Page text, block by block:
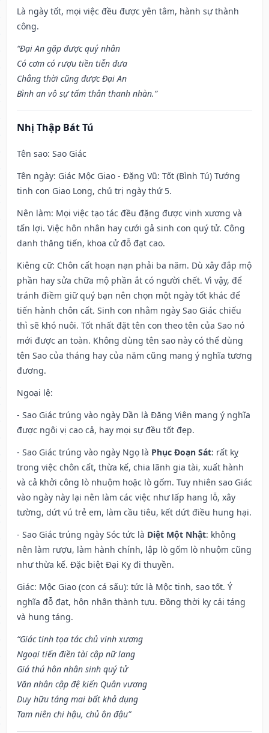
Là ngày tốt, mọi việc đều được yên tâm, hành sự thành
công.
“Đại An gặp được quý nhân
Có cơm có rượu tiền tiễn đưa
Chẳng thời cũng được Đại An
Bình an vô sự tấm thân thanh nhàn.”
Nhị Thập Bát Tú
Tên sao: Sao Giác
Tên ngày: Giác Mộc Giao - Đặng Vũ: Tốt (Bình Tú) Tướng
tinh con Giao Long, chủ trị ngày thứ 5.
Nên làm: Mọi việc tạo tác đều đặng được vinh xương và
tấn lợi. Việc hôn nhân hay cưới gả sinh con quý tử. Công
danh thăng tiến, khoa cử đỗ đạt cao.
Kiêng cữ: Chôn cất hoạn nạn phải ba năm. Dù xây đắp mộ
phần hay sửa chữa mộ phần ắt có người chết. Vì vậy, để
tránh điềm giữ quý bạn nên chọn một ngày tốt khác để
tiến hành chôn cất. Sinh con nhằm ngày Sao Giác chiếu
thì sẽ khó nuôi. Tốt nhất đặt tên con theo tên của Sao nó
mới được an toàn. Không dùng tên sao này có thể dùng
tên Sao của tháng hay của năm cũng mang ý nghĩa tương
đương.
Ngoại lệ:
- Sao Giác trúng vào ngày Dần là Đăng Viên mang ý nghĩa
được ngôi vị cao cả, hay mọi sự đều tốt đẹp.
- Sao Giác trúng vào ngày Ngọ là Phục Đoạn Sát: rất kỵ
trong việc chôn cất, thừa kế, chia lãnh gia tài, xuất hành
và cả khởi công lò nhuộm hoặc lò gốm. Tuy nhiên sao Giác
vào ngày này lại nên làm các việc như lấp hang lỗ, xây
tường, dứt vú trẻ em, làm cầu tiêu, kết dứt điều hung hại.
- Sao Giác trúng ngày Sóc tức là Diệt Một Nhật: không
nên làm rượu, làm hành chính, lập lò gốm lò nhuộm cũng
như thừa kế. Đặc biệt Đại Kỵ đi thuyền.
Giác: Mộc Giao (con cá sấu): tức là Mộc tinh, sao tốt. Ý
nghĩa đỗ đạt, hôn nhân thành tựu. Đồng thời kỵ cải táng
và hung táng.
“Giác tinh tọa tác chủ vinh xương
Ngoại tiến điền tài cập nữ lang
Giá thú hôn nhân sinh quý tử
Văn nhân cập đệ kiến Quân vương
Duy hữu táng mai bất khả dụng
Tam niên chi hậu, chủ ôn đậu”